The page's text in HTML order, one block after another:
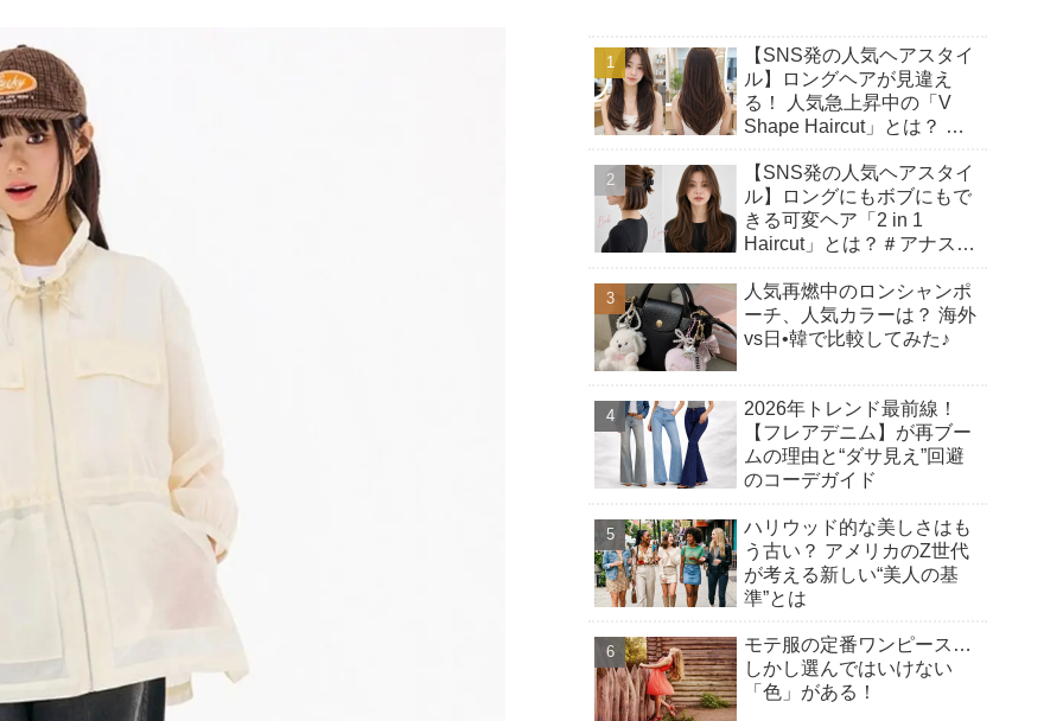
【SNS発の人気ヘアスタイ
ル】ロングヘアが見違え
る！ 人気急上昇中の「V
Shape Haircut」とは？ ア
由♡
【SNS発の人気ヘアスタイ
ル】ロングにもボブにもで
きる可変ヘア「2 in 1
Haircut」とは？＃アナスタ
人気再燃中のロンシャンポ
ーチ、人気カラーは？ 海外
vs日•韓で比較してみた♪
2026年トレンド最前線！
【フレアデニム】が再ブー
ムの理由と“ダサ見え”回避
のコーデガイド
ハリウッド的な美しさはも
う古い？ アメリカのZ世代
が考える新しい“美人の基
準”とは
モテ服の定番ワンピース…
しかし選んではいけない
「色」がある！